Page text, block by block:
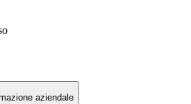
aziendale